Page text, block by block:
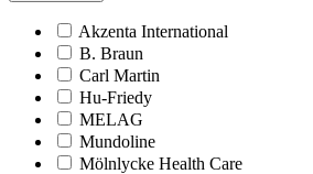
Akzenta International
B. Braun
Carl Martin
Hu-Friedy
MELAG
Mundoline
Mölnlycke Health Care